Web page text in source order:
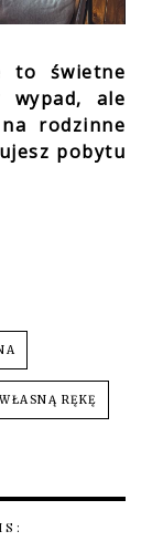
to świetne
wypad, ale
rodzinne
pobytu
RĘKĘ